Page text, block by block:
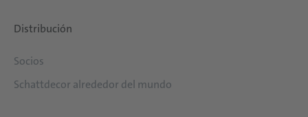
Distribución
Socios
Schattdecor alrededor del mundo